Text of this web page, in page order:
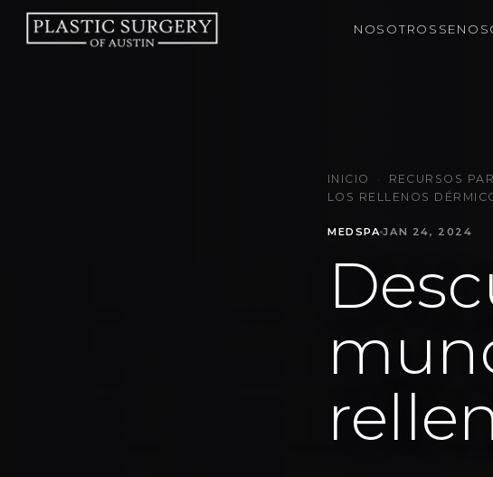
NOSOTROS SENOS
INICIO · RECURSOS
LOS RELLENOS
MEDSPA JAN 24, 2024